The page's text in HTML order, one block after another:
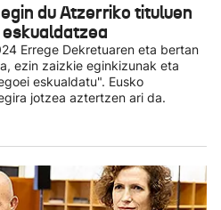
du Atzerriko tituluen
Errege Dekretuaren eta bertan
ezin zaizkie eginkizunak eta
eskualdatu". Eusko
jotzea aztertzen ari da.